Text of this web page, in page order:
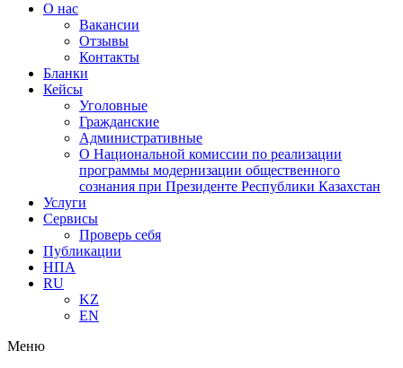
О нас
Вакансии
Отзывы
Контакты
Бланки
Кейсы
Уголовные
Гражданские
Административные
О Национальной комиссии по реализации
программы модернизации общественного
сознания при Президенте Республики Казахстан
Услуги
Сервисы
Проверь себя
Публикации
НПА
RU
KZ
EN
Меню